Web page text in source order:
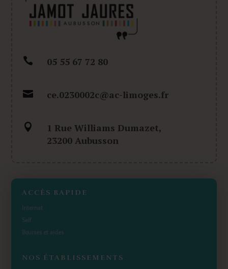
 05 55 67 72 80
 ce.0230002c@ac-limoges.fr

1 Rue Williams Dumazet,
23200 Aubusson
ACCÈS RAPIDE
NOS ÉTABLISSEMENTS